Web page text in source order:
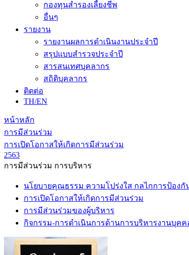
กองทุนสำรองเลี้ยงชีพ
อื่นๆ
รายงาน
รายงานผลการดำเนินงานประจำปี
สรุปแบบสำรวจประจำปี
สารสนเทศบุคลากร
สถิติบุคลากร
ติดต่อ
TH/EN
หน้าหลัก
การมีส่วนร่วม
การเปิดโอกาสให้เกิดการมีส่วนร่วม
2563
การมีส่วนร่วม การบริหาร
นโยบายคุณธรรม ความโปร่งใส กลไกการป้องกั
การเปิดโอกาสให้เกิดการมีส่วนร่วม
การมีส่วนร่วมของผู้บริหาร
กิจกรรม-การดำเนินการด้านการบริหารงานบุคค